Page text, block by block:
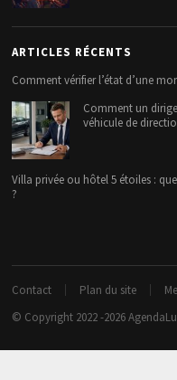
ARTICLES RÉCENTS
Comment vérifier l’état d’une
Comment un
véhicule de
Villa privée ou hôtel 5 étoiles :
?
Contact Plan du site
© Copyright 2022 -2026